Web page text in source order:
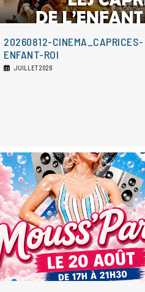
20260812-CINEMA_CAPRICES-
ENFANT-ROI
JUILLET 2026